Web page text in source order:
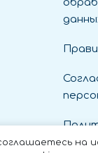
на